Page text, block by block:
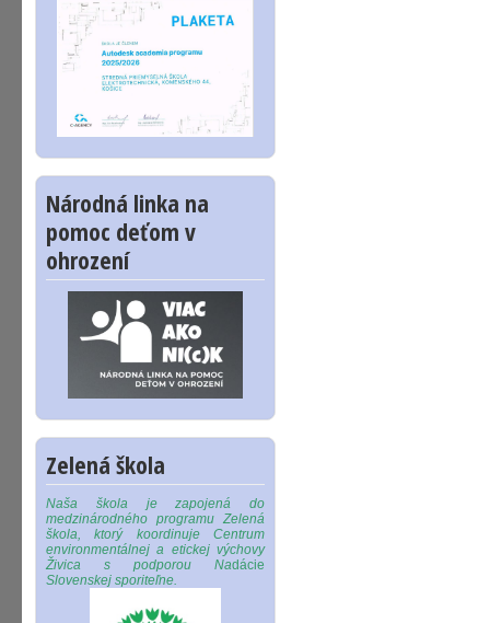
Národná linka na
pomoc deťom v
ohrození
Zelená škola
Naša škola je zapojená do
medzinárodného programu Zelená
škola, ktorý koordinuje Centrum
environmentálnej a etickej výchovy
Živica s podporou Nadácie
Slovenskej sporiteľne.